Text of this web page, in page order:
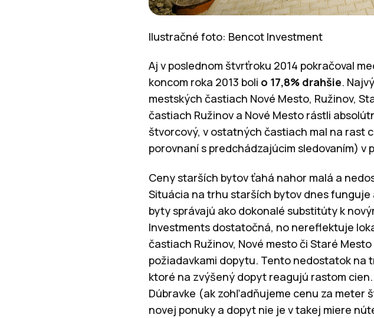
Ilustračné foto: Bencot Investment
Aj v poslednom štvrťroku 2014 pokračoval
koncom roka 2013 boli o 17,8% drahšie.
mestských častiach Nové Mesto, Ružinov,
častiach Ružinov a Nové Mesto rástli
štvorcový, v ostatných častiach mal na rast
porovnaní s predchádzajúcim sledovaním) v
Ceny starších bytov ťahá nahor malá a
Situácia na trhu starších bytov dnes
byty správajú ako dokonalé substitúty k
Investments dostatočná, no nereflektuje
častiach Ružinov, Nové mesto či Staré
požiadavkami dopytu. Tento nedostatok
ktoré na zvýšený dopyt reagujú rastom
Dúbravke (ak zohľadňujeme cenu za
novej ponuky a dopyt nie je v takej miere